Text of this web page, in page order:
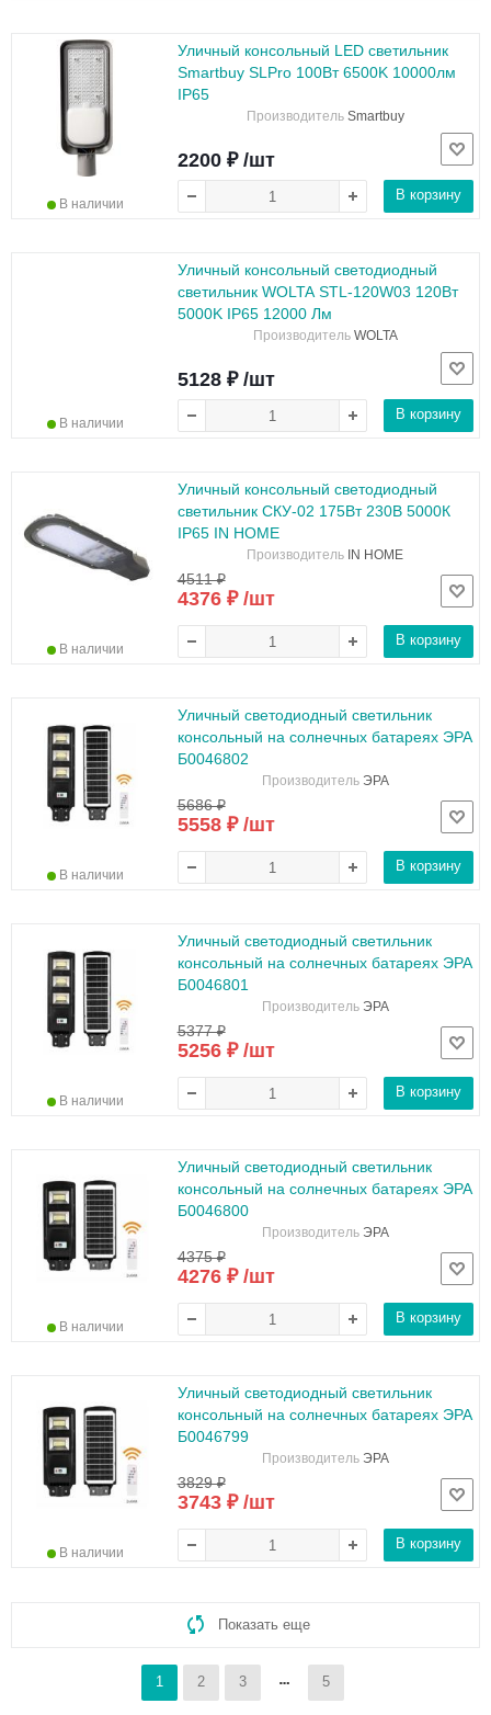
Уличный консольный LED светильник
Smartbuy SLPro 100Вт 6500K 10000лм
IP65
Производитель Smartbuy
В наличии
2200 ₽ /шт
В корзину
Уличный консольный светодиодный
светильник WOLTA STL-120W03 120Вт
5000K IP65 12000 Лм
Производитель WOLTA
В наличии
5128 ₽ /шт
В корзину
Уличный консольный светодиодный
светильник СКУ-02 175Вт 230В 5000К
IP65 IN HOME
Производитель IN HOME
В наличии
4511 ₽
4376 ₽ /шт
В корзину
Уличный светодиодный светильник
консольный на солнечных батареях ЭРА
Б0046802
Производитель ЭРА
В наличии
5686 ₽
5558 ₽ /шт
В корзину
Уличный светодиодный светильник
консольный на солнечных батареях ЭРА
Б0046801
Производитель ЭРА
В наличии
5377 ₽
5256 ₽ /шт
В корзину
Уличный светодиодный светильник
консольный на солнечных батареях ЭРА
Б0046800
Производитель ЭРА
В наличии
4375 ₽
4276 ₽ /шт
В корзину
Уличный светодиодный светильник
консольный на солнечных батареях ЭРА
Б0046799
Производитель ЭРА
В наличии
3829 ₽
3743 ₽ /шт
В корзину
Показать еще
1 2 3 5